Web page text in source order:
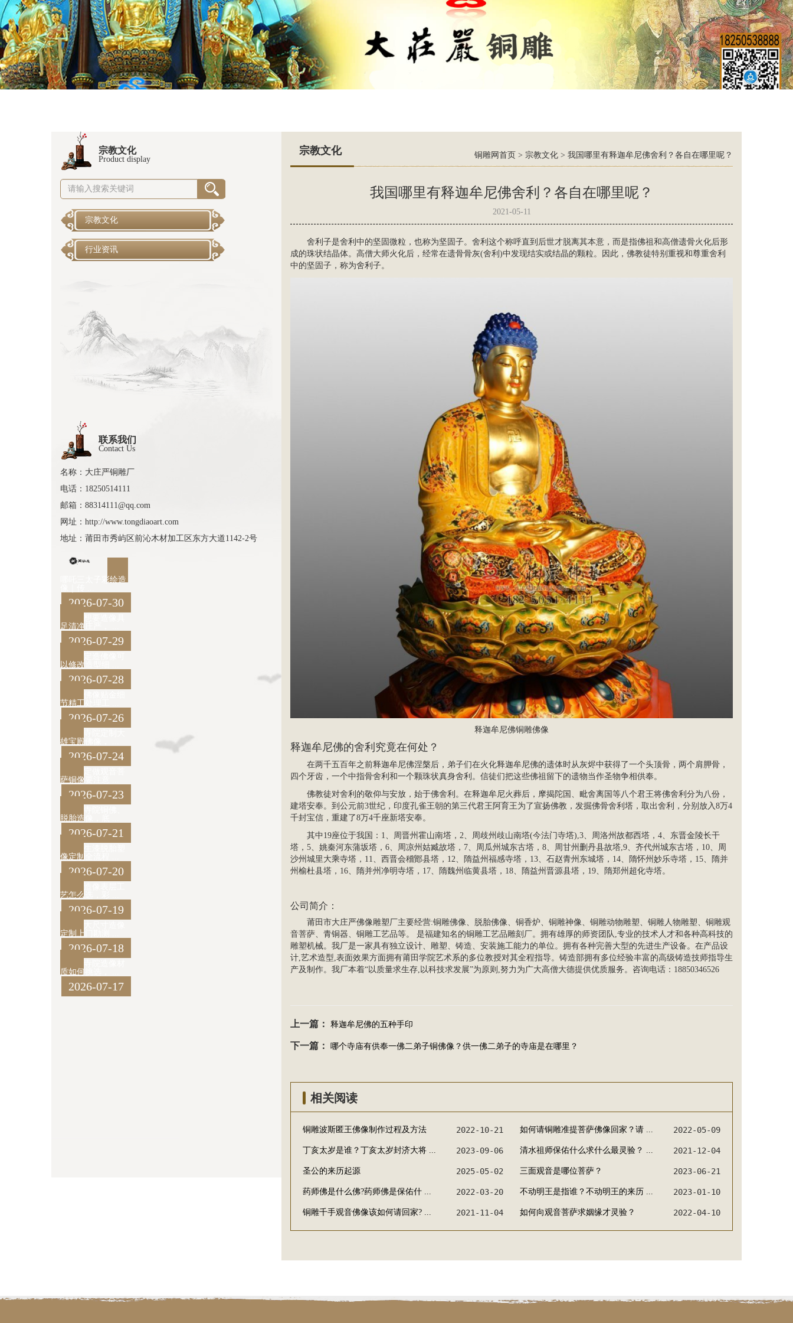
宗教文化
Product display
宗教文化
行业资讯
联系我们
Contact Us
名称：大庄严铜雕厂
电话：18250514111
邮箱：88314111@qq.com
网址：http://www.tongdiaoart.com
地址：莆田市秀屿区前沁木材加工区东方大道1142-2号
哪吒三太子彩绘造
2026-07-30
足清净庄严， ...
2026-07-29
以修改造型细 ...
2026-07-28
节精工处理工 ...
2026-07-26
雄宝殿佛像， ...
2026-07-24
萨铜像要注意 ...
2026-07-23
脱胎造像，底 ...
2026-07-21
像定制全流程 ...
2026-07-20
艺怎么选，彩 ...
2026-07-19
定制上门勘测 ...
2026-07-18
质如何挑选， ...
2026-07-17
宗教文化 铜雕网首页 > 宗教文化 > 我国哪里有释迦牟尼佛舍利？各自在哪里呢？
我国哪里有释迦牟尼佛舍利？各自在哪里呢？
2021-05-11
舍利子是舍利中的坚固微粒，也称为坚固子。舍利这个称呼直到后世才脱离其本意，而是指佛祖和高僧遗骨火化后形
成的珠状结晶体。高僧大师火化后，经常在遗骨骨灰(舍利)中发现结实或结晶的颗粒。因此，佛教徒特别重视和尊重舍利
中的坚固子，称为舍利子。
释迦牟尼佛铜雕佛像
释迦牟尼佛的舍利究竟在何处？
在两千五百年之前释迦牟尼佛涅槃后，弟子们在火化释迦牟尼佛的遗体时从灰烬中获得了一个头顶骨，两个肩胛骨，
四个牙齿，一个中指骨舍利和一个颗珠状真身舍利。信徒们把这些佛祖留下的遗物当作圣物争相供奉。
佛教徒对舍利的敬仰与安放，始于佛舍利。在释迦牟尼火葬后，摩揭陀国、毗舍离国等八个君王将佛舍利分为八份，
建塔安奉。到公元前3世纪，印度孔雀王朝的第三代君王阿育王为了宣扬佛教，发掘佛骨舍利塔，取出舍利，分别放入8万4
千封宝信，重建了8万4千座新塔安奉。
其中19座位于我国：1、周晋州霍山南塔，2、周歧州歧山南塔(今法门寺塔),3、周洛州故都西塔，4、东晋金陵长干
塔，5、姚秦河东蒲坂塔，6、周凉州姑臧故塔，7、周瓜州城东古塔，8、周甘州删丹县故塔,9、齐代州城东古塔，10、周
沙州城里大乘寺塔，11、西晋会稽鄮县塔，12、隋益州福感寺塔，13、石赵青州东城塔，14、隋怀州妙乐寺塔，15、隋并
州榆杜县塔，16、隋并州净明寺塔，17、隋魏州临黄县塔，18、隋益州晋源县塔，19、隋郑州超化寺塔。
公司简介 ：
莆田市大庄严佛像雕塑厂主要经营:铜雕佛像、脱胎佛像、 铜香炉 、铜雕神像、铜雕动物雕塑、铜雕 人物雕塑
铜雕观
音菩萨 、青铜器、 铜雕工艺品等。 是福建知名的铜雕工艺品雕刻厂。拥有雄厚的师资团队,专业的技术人才和各种高科技的
雕塑机械。我厂是一家具有独立设计、雕塑、铸造、安装施工能力的单位。拥有各种完善大型的先进生产设备。在产品设
计,艺术造型,表面效果方面拥有莆田学院艺术系的多位教授对其全程指导。铸造部拥有多位经验丰富的高级铸造技师指导生
产及制作。我厂本着“以质量求生存,以科技求发展”为原则,努力为广大高僧大德提供优质服务。咨询电话：18850346526
上一篇： 释迦牟尼佛的五种手印
下一篇： 哪个寺庙有供奉一佛二弟子铜佛像？供一佛二弟子的寺庙是在哪里？
相关阅读
铜雕波斯匿王佛像制作过程及方法 2022-10-21 如何请铜雕准提菩萨佛像回家？请 ... 2022-05-09
丁亥太岁是谁？丁亥太岁封济大将 ... 2023-09-06 清水祖师保佑什么求什么最灵验？ ... 2021-12-04
圣公的来历起源 2025-05-02 三面观音是哪位菩萨？ 2023-06-21
药师佛是什么佛?药师佛是保佑什 ... 2022-03-20 不动明王是指谁？不动明王的来历 ... 2023-01-10
铜雕千手观音佛像该如何请回家? ... 2021-11-04 如何向观音菩萨求姻缘才灵验？ 2022-04-10